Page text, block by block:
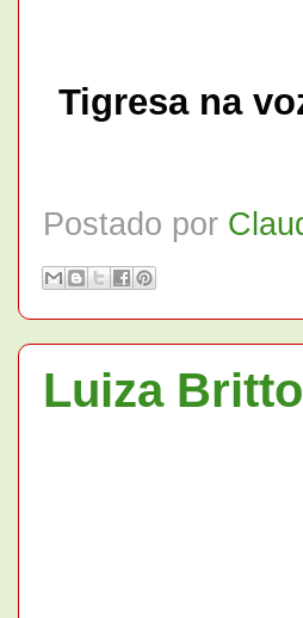
Tigresa na
Postado por
Luiza